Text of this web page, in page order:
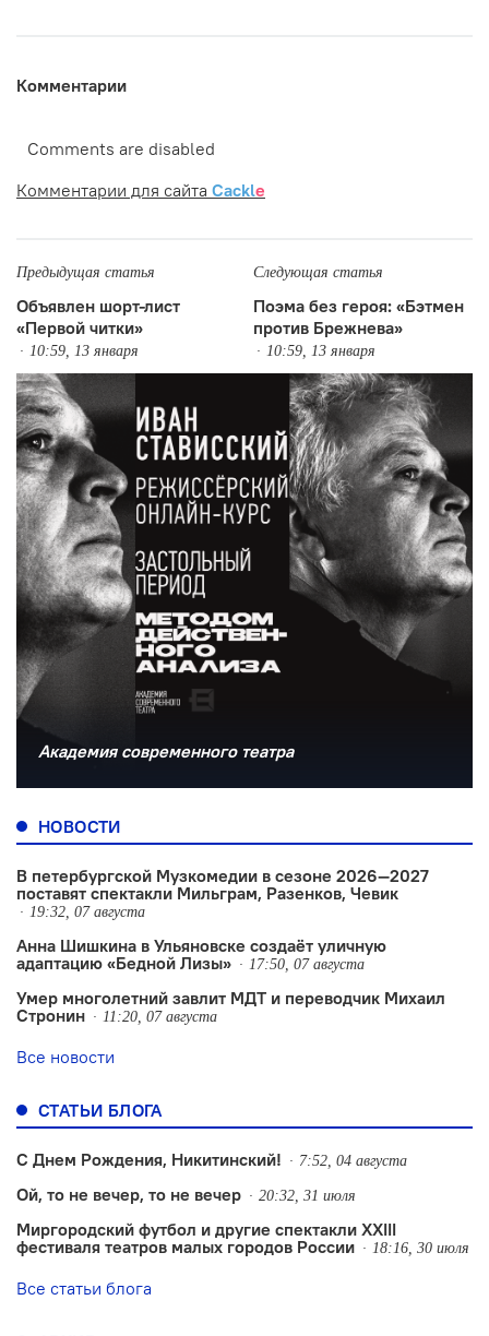
Комментарии
Comments are disabled
Комментарии для сайта Cackle
Предыдущая статья
Объявлен шорт-лист
«Первой читки»
10:59, 13 января
Следующая статья
Поэма без героя: «Бэтмен
против Брежнева»
10:59, 13 января
Академия современного театра
НОВОСТИ
В петербургской Музкомедии в сезоне 2026—2027
поставят спектакли Мильграм, Разенков, Чевик
19:32, 07 августа
Анна Шишкина в Ульяновске создаëт уличную
адаптацию «Бедной Лизы»
17:50, 07 августа
Умер многолетний завлит МДТ и переводчик Михаил
Стронин
11:20, 07 августа
Все новости
СТАТЬИ БЛОГА
С Днем Рождения, Никитинский! 7:52, 04 августа
Ой, то не вечер, то не вечер 20:32, 31 июля
Миргородский футбол и другие спектакли XXIII
фестиваля театров малых городов России
18:16, 30 июля
Все статьи блога